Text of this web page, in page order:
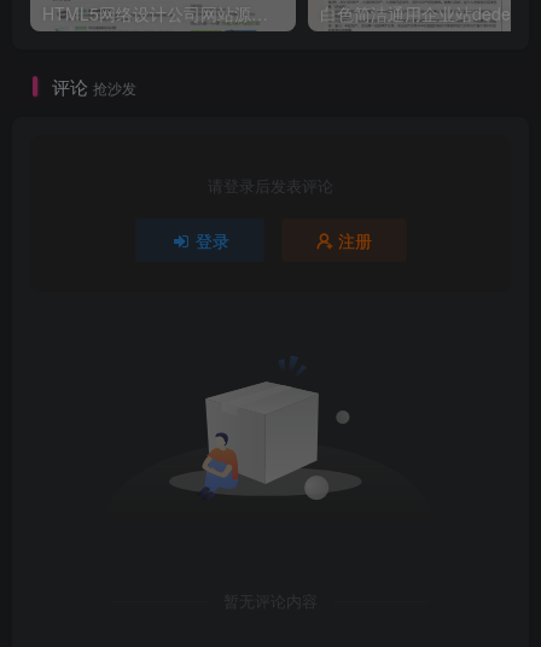
HTML5网络设计公司网站源码 织梦dedecms整站模板
评论 抢沙发
请登录后发表评论
登录 注册
暂无评论内容